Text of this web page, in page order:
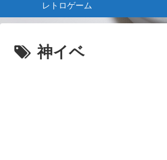
レトロゲーム
神イベ